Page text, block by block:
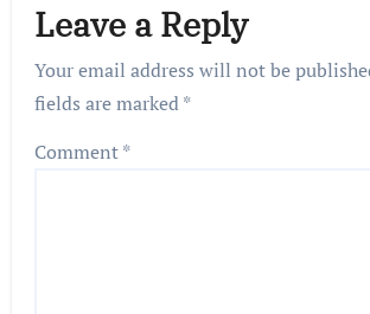
Leave a Reply
Your email address will not be
fields are marked*
Comment*